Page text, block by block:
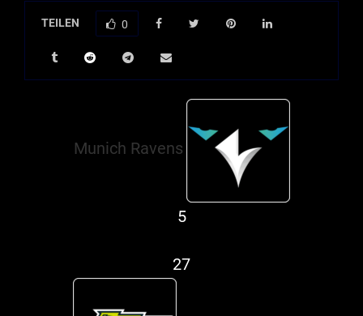
TEILEN 0
Munich Ravens
5
27